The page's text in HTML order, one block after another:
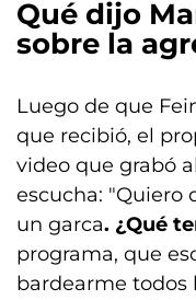
Qué dijo
sobre la
Luego de que
que recibió, el
video que grabó
escucha: "Quiero
un garca. ¿Qué
programa, que
bardearme todos